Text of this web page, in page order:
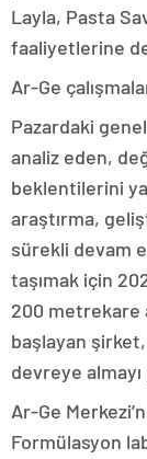
Layla, Pasta
faaliyetlerine
Ar-Ge
Pazardaki
analiz eden,
beklentilerini
araştırma,
sürekli devam
taşımak için
200 metrekare
başlayan
devreye almayı
Ar-Ge
Formülasyon